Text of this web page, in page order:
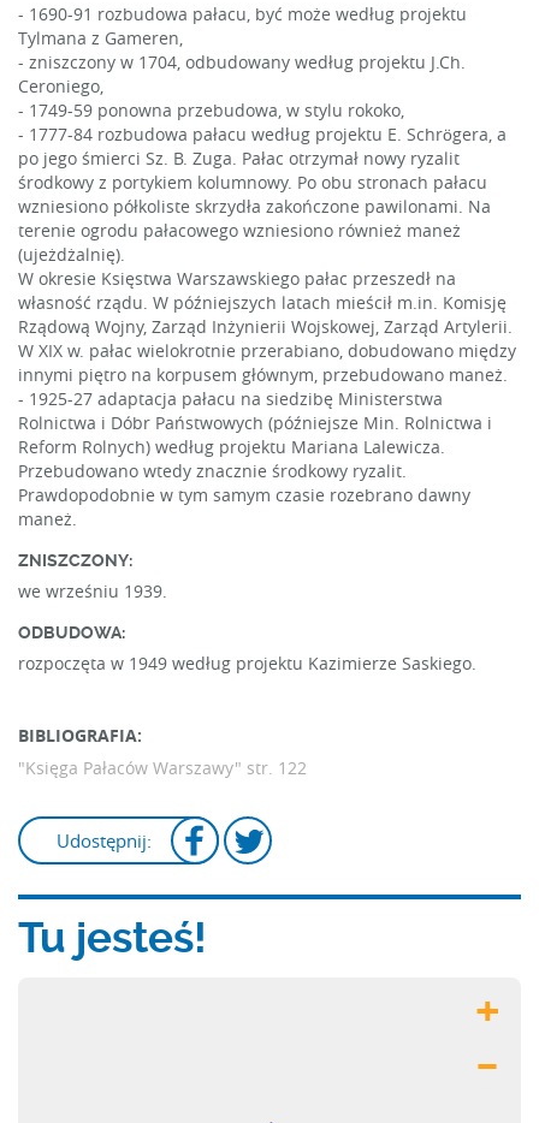
- 1690-91 rozbudowa pałacu, być może według projektu
Tylmana z Gameren,
- zniszczony w 1704, odbudowany według projektu J.Ch.
Ceroniego,
- 1749-59 ponowna przebudowa, w stylu rokoko,
- 1777-84 rozbudowa pałacu według projektu E. Schrögera, a
po jego śmierci Sz. B. Zuga. Pałac otrzymał nowy ryzalit
środkowy z portykiem kolumnowy. Po obu stronach pałacu
wzniesiono półkoliste skrzydła zakończone pawilonami. Na
terenie ogrodu pałacowego wzniesiono również maneż
(ujeżdżalnię).
W okresie Księstwa Warszawskiego pałac przeszedł na
własność rządu. W późniejszych latach mieścił m.in. Komisję
Rządową Wojny, Zarząd Inżynierii Wojskowej, Zarząd Artylerii.
W XIX w. pałac wielokrotnie przerabiano, dobudowano między
innymi piętro na korpusem głównym, przebudowano maneż.
- 1925-27 adaptacja pałacu na siedzibę Ministerstwa
Rolnictwa i Dóbr Państwowych (późniejsze Min. Rolnictwa i
Reform Rolnych) według projektu Mariana Lalewicza.
Przebudowano wtedy znacznie środkowy ryzalit.
Prawdopodobnie w tym samym czasie rozebrano dawny
maneż.
ZNISZCZONY:
we wrześniu 1939.
ODBUDOWA:
rozpoczęta w 1949 według projektu Kazimierze Saskiego.
BIBLIOGRAFIA:
"Księga Pałaców Warszawy" str. 122
Udostępnij:
Tu jesteś!
+
–